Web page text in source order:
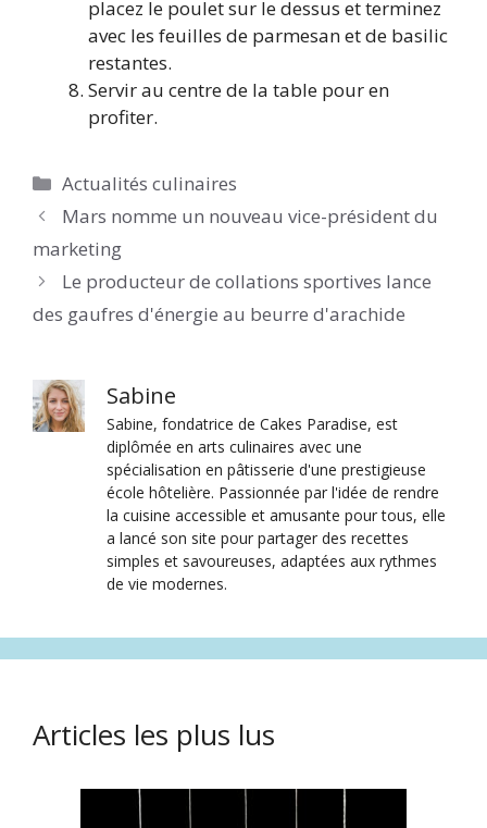
placez le poulet sur le dessus et terminez
avec les feuilles de parmesan et de basilic
restantes.
Servir au centre de la table pour en
profiter.
Catégories
Actualités culinaires
Mars nomme un nouveau vice-président du
marketing
Le producteur de collations sportives lance
des gaufres d'énergie au beurre d'arachide
Sabine
Sabine, fondatrice de Cakes Paradise, est
diplômée en arts culinaires avec une
spécialisation en pâtisserie d'une prestigieuse
école hôtelière. Passionnée par l'idée de rendre
la cuisine accessible et amusante pour tous, elle
a lancé son site pour partager des recettes
simples et savoureuses, adaptées aux rythmes
de vie modernes.
Articles les plus lus